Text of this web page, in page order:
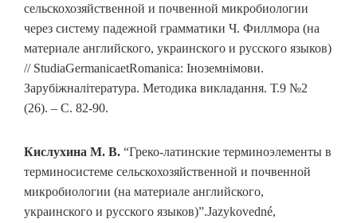
сельскохозяйственной и почвенной микробиологии
через систему падежной грамматики Ч. Филлмора (на
материале английского, украинского и русского языков)
// StudiaGermanicaetRomanica: Іноземнімови.
Зарубіжналітература. Методика викладання. Т.9 №2
(26). – С. 82-90.
Кислухина М. В. “Греко-латинские терминоэлементы в
терминосистеме сельскохозяйственной и почвенной
микробиологии (на материале английского,
украинского и русского языков)”.Jazykovedné,